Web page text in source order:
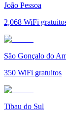
João Pessoa
2,068 WiFi
São Gonçalo do
350 WiFi gratuitos
Tibau do Sul